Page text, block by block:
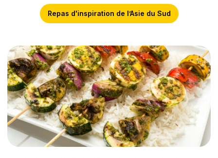
Repas d'inspiration de l’Asie du Sud